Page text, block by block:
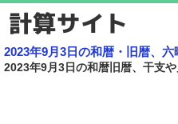
2023年9月3日の和暦・旧暦、
2023年9月3日の和暦旧暦、干支や